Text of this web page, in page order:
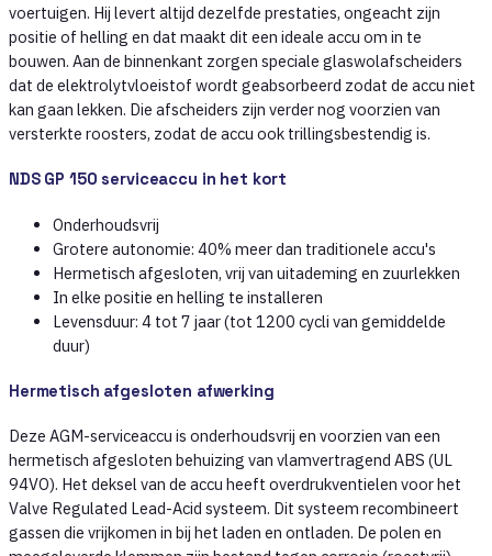
voertuigen. Hij levert altijd dezelfde prestaties, ongeacht zijn
positie of helling en dat maakt dit een ideale accu om in te
bouwen. Aan de binnenkant zorgen speciale glaswolafscheiders
dat de elektrolytvloeistof wordt geabsorbeerd zodat de accu niet
kan gaan lekken. Die afscheiders zijn verder nog voorzien van
versterkte roosters, zodat de accu ook trillingsbestendig is.
NDS GP 150 serviceaccu in het kort
Onderhoudsvrij
Grotere autonomie: 40% meer dan traditionele accu's
Hermetisch afgesloten, vrij van uitademing en zuurlekken
In elke positie en helling te installeren
Levensduur: 4 tot 7 jaar (tot 1200 cycli van gemiddelde
duur)
Hermetisch afgesloten afwerking
Deze AGM-serviceaccu is onderhoudsvrij en voorzien van een
hermetisch afgesloten behuizing van vlamvertragend ABS (UL
94VO). Het deksel van de accu heeft overdrukventielen voor het
Valve Regulated Lead-Acid systeem. Dit systeem recombineert
gassen die vrijkomen in bij het laden en ontladen. De polen en